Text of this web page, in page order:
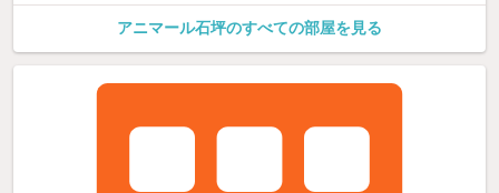
アニマール石坪のすべての部屋を見る